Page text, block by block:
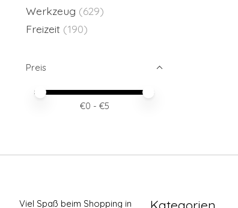
Werkzeug (629)
Freizeit (190)
Preis
Preis – Mindestwert
Price maximum value
€0 - €5
Viel Spaß beim Shopping in